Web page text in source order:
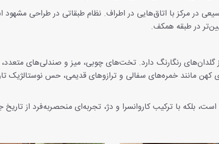
در مرکز با اتاق‌هایی در اطراف. نظام طبقاتی در طراحی
در طبقه همکف.
گلدان‌های رنگارنگ دارد. تخت‌های چوبی، میز و صندلی‌های
کهن مانند خمره‌های سفالی و ترازوهای قدیمی، حس نوستالژیک
بلکه با ترکیب کاروانسرا و دژ، تجربه‌ای منحصربه‌فرد از تاریخ